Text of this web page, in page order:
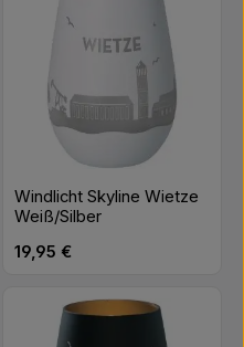
Windlicht Skyline Wietze
Weiß/Silber
Regulärer Preis:
19,95 €